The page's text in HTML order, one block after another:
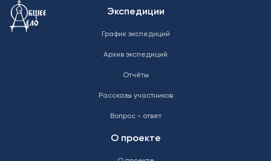
Меню в подвалеЭкспедиции
График экспедиций
Архив экспедиций
Отчёты
Рассказы участников
Вопрос - ответ
О проекте